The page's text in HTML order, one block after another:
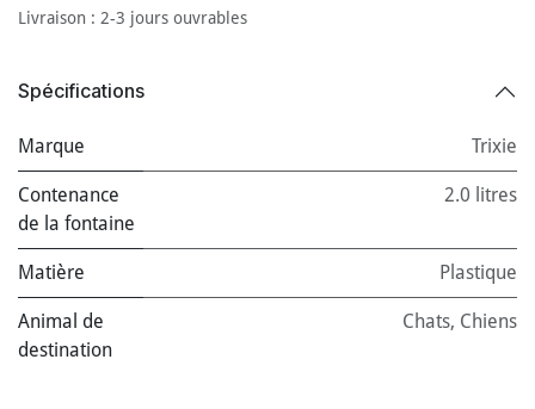
Livraison : 2-3 jours ouvrables
Spécifications
Marque Trixie
Contenance
de la fontaine
2.0 litres
Matière Plastique
Animal de
destination
Chats, Chiens